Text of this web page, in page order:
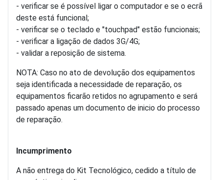
- verificar se é possível ligar o computador e se o ecrã
deste está funcional;
- verificar se o teclado e "touchpad" estão funcionais;
- verificar a ligação de dados 3G/4G;
- validar a reposição de sistema.
NOTA: Caso no ato de devolução dos equipamentos
seja identificada a necessidade de reparação, os
equipamentos ficarão retidos no agrupamento e será
passado apenas um documento de inicio do processo
de reparação.
Incumprimento
A não entrega do Kit Tecnológico, cedido a título de